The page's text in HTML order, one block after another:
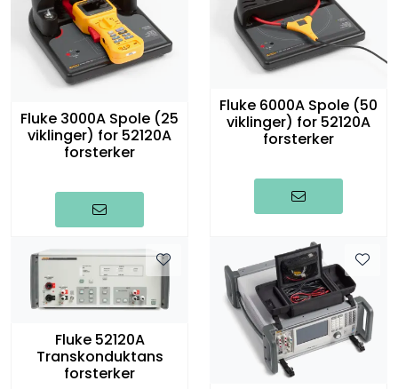
Fluke 3000A Spole (25
viklinger) for 52120A
forsterker
Fluke 6000A Spole (50
viklinger) for 52120A
forsterker
Fluke 52120A
Transkonduktans
forsterker